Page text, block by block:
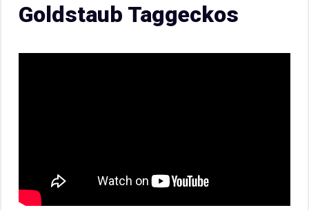
Goldstaub Taggeckos